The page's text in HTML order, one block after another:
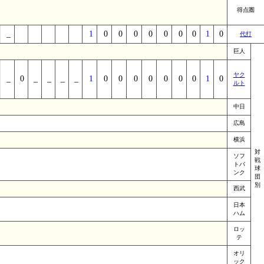
得点圏
1 0 0 0 0 0 0 0 1 0 代打
巨人
対
戦
球
団
別
0 1 0 0 0 0 0 0 0 1 0
ヤク
ルト
中日
広島
横浜
ソフ
トバ
ンク
西武
日本
ハム
ロッ
テ
オリ
ック